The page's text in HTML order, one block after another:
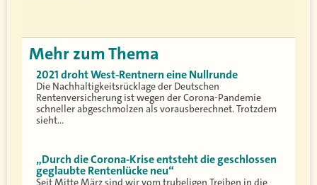
Mehr zum Thema
2021 droht West-Rentnern eine Nullrunde
Die Nachhaltigkeitsrücklage der Deutschen
Rentenversicherung ist wegen der Corona-Pandemie
schneller abgeschmolzen als vorausberechnet. Trotzdem
sieht…
„Durch die Corona-Krise entsteht die geschlossen
geglaubte Rentenlücke neu“
Seit Mitte März sind wir vom trubeligen Treiben in die